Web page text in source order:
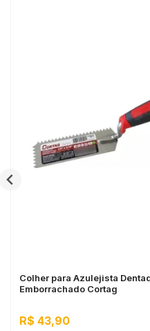
Colher para Azulejista
Emborrachado Cortag
R$ 43,90